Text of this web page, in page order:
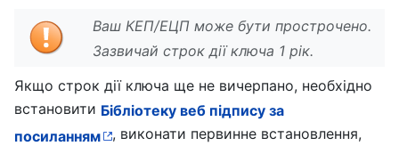
Ваш КЕП/ЕЦП може бути прострочено.
Зазвичай строк дії ключа 1 рік.
Якщо строк дії ключа ще не вичерпано, необхідно
встановити Бібліотеку веб підпису за
посиланням
, виконати первинне встановлення,